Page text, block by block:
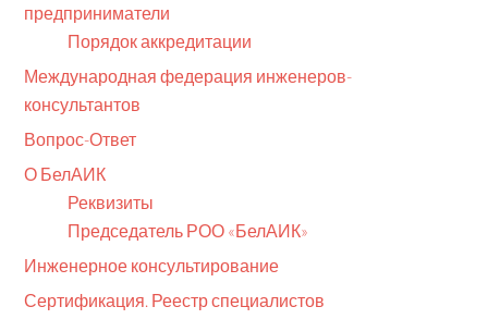
предприниматели
Порядок аккредитации
Международная федерация инженеров-
консультантов
Вопрос-Ответ
О БелАИК
Реквизиты
Председатель РОО «БелАИК»
Инженерное консультирование
Сертификация. Реестр специалистов